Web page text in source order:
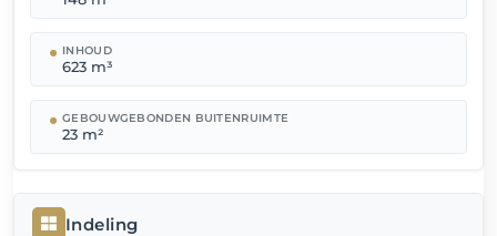
INHOUD
623 m³
GEBOUWGEBONDEN BUITENRUIMTE
23 m²
Indeling